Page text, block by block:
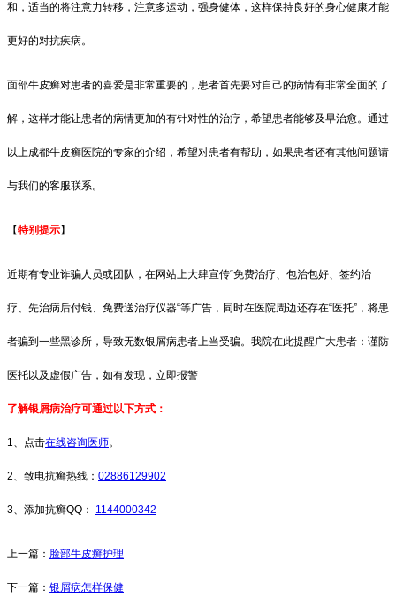
和，适当的将注意力转移，注意多运动，强身健体，这样保持良好的身心健康才能
更好的对抗疾病。
面部牛皮癣对患者的喜爱是非常重要的，患者首先要对自己的病情有非常全面的了
解，这样才能让患者的病情更加的有针对性的治疗，希望患者能够及早治愈。通过
以上成都牛皮癣医院的专家的介绍，希望对患者有帮助，如果患者还有其他问题请
与我们的客服联系。
【特别提示】
近期有专业诈骗人员或团队，在网站上大肆宣传“免费治疗、包治包好、签约治
疗、先治病后付钱、免费送治疗仪器“等广告，同时在医院周边还存在“医托”，将患
者骗到一些黑诊所，导致无数银屑病患者上当受骗。我院在此提醒广大患者：谨防
医托以及虚假广告，如有发现，立即报警
了解银屑病治疗可通过以下方式：
1、点击在线咨询医师。
2、致电抗癣热线： 02886129902
3、添加抗癣QQ： 1144000342
上一篇： 脸部牛皮癣护理
下一篇： 银屑病怎样保健